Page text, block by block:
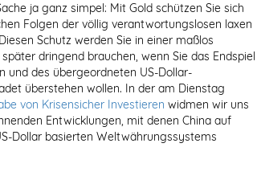
ja ganz simpel: Mit Gold schützen Sie sich
Folgen der völlig verantwortungslosen laxen
Schutz werden Sie in einer maßlos
dringend brauchen, wenn Sie das Endspiel
und des übergeordneten US-Dollar-
überstehen wollen. In der am Dienstag
von Krisensicher Investieren widmen wir uns
Entwicklungen, mit denen China auf
Dollar basierten Weltwährungssystems